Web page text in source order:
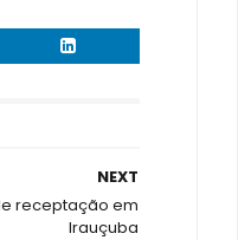
NEXT
receptação em
Irauçuba